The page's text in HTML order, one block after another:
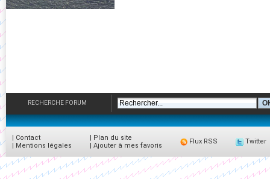
RECHERCHE FORUM
| Contact
| Mentions légales
| Plan du site
| Ajouter à mes favoris
Flux RSS Twitter